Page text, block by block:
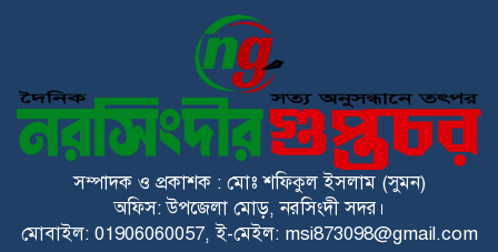
মনোহরদীতে সরকারি বিদ্যালয়ের বাউন্ডারি
ভেঙে রাস্তা নেওয়ার পাঁয়তারা, ক্ষোভ
এলাকাবাসীর!
এ কেমন সাংবাদিকতা??!!
সম্পাদক ও প্রকাশক : মোঃ শফিকুল ইসলাম (সুমন)
অফিস: উপজেলা মোড়, নরসিংদী সদর।
মোবাইল: 01906060057, ই-মেইল: msi873098@gmail.com